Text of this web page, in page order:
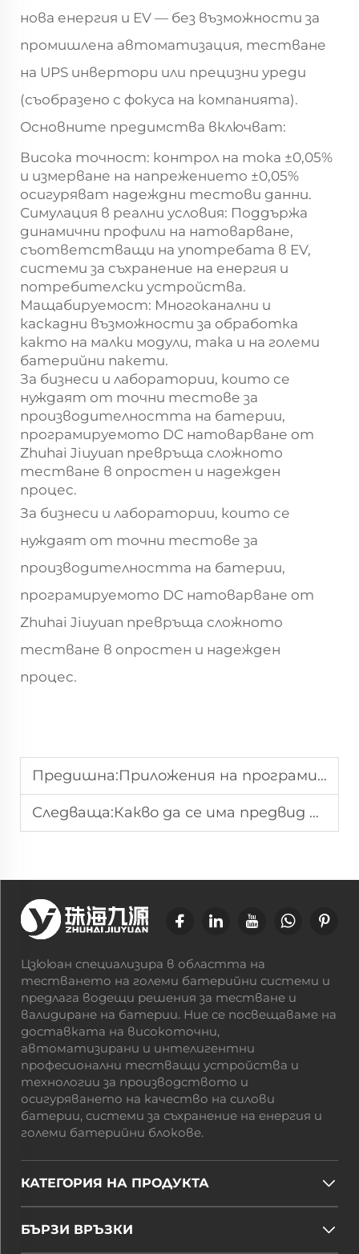
нова енергия и EV — без възможности за
промишлена автоматизация, тестване
на UPS инвертори или прецизни уреди
(съобразено с фокуса на компанията).
Основните предимства включват:
Висока точност: контрол на тока ±0,05%
и измерване на напрежението ±0,05%
осигуряват надеждни тестови данни.
Симулация в реални условия: Поддържа
динамични профили на натоварване,
съответстващи на употребата в EV,
системи за съхранение на енергия и
потребителски устройства.
Мащабируемост: Многоканални и
каскадни възможности за обработка
както на малки модули, така и на големи
батерийни пакети.
За бизнеси и лаборатории, които се
нуждаят от точни тестове за
производителността на батерии,
програмируемото DC натоварване от
Zhuhai Jiuyuan превръща сложното
тестване в опростен и надежден
процес.
За бизнеси и лаборатории, които се
нуждаят от точни тестове за
производителността на батерии,
програмируемото DC натоварване от
Zhuhai Jiuyuan превръща сложното
тестване в опростен и надежден
процес.
Предишна:Приложения на програмируем AC източник на захранване 1000W
Следваща:Какво да се има предвид при избор на производител на програмируеми захранвания?
Цзююан специализира в областта на
тестването на големи батерийни системи и
предлага водещи решения за тестване и
валидиране на батерии. Ние се посвещаваме на
доставката на високоточни,
автоматизирани и интелигентни
професионални тестващи устройства и
технологии за производството и
осигуряването на качество на силови
батерии, системи за съхранение на енергия и
големи батерийни блокове.
КАТЕГОРИЯ НА ПРОДУКТА
БЪРЗИ ВРЪЗКИ